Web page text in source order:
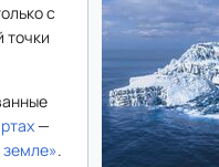
с
точки
—
.